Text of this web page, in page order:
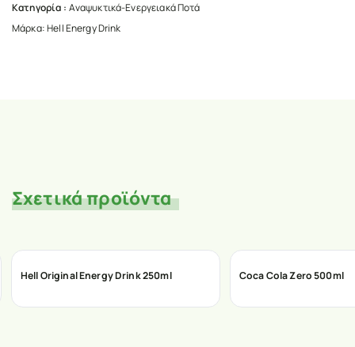
Κατηγορία : Αναψυκτικά-Ενεργειακά Ποτά
Μάρκα:Hell Energy Drink
Σχετικά προϊόντα
Hell Original Energy Drink 250ml Coca Cola Zero 500ml